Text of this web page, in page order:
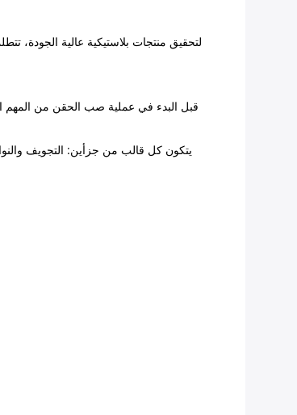
لتحقيق منتجات بلاستيكية عالية الجودة،
قبل البدء في عملية صب الحقن من المهم
يتكون كل قالب من جزأين: التجويف